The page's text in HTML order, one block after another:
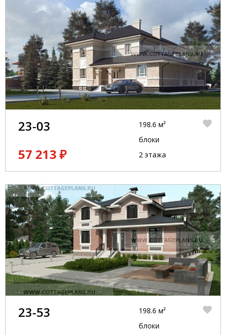
23-03
57 213 ₽
198.6 м²
блоки
2 этажа
23-53
198.6 м²
блоки